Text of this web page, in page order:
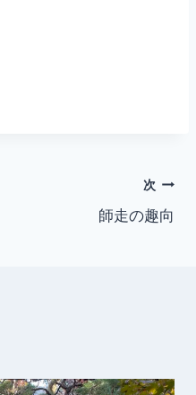
次
師走の趣向